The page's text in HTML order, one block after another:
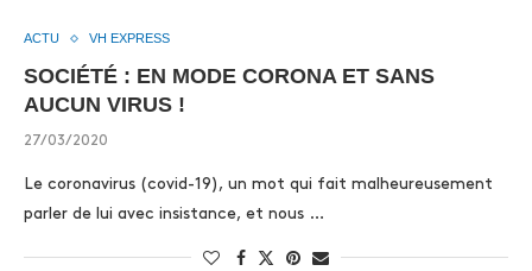
ACTU VH EXPRESS
SOCIÉTÉ : EN MODE CORONA ET SANS
AUCUN VIRUS !
27/03/2020
Le coronavirus (covid-19), un mot qui fait malheureusement
parler de lui avec insistance, et nous …